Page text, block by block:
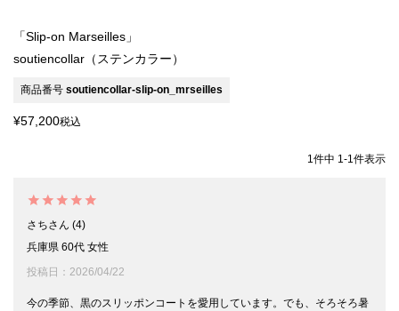
「Slip-on Marseilles」
soutiencollar（ステンカラー）
商品番号 soutiencollar-slip-on_mrseilles
¥57,200税込
1件中 1-1件表示
さち
4
兵庫県 60代 女性
投稿日
2026/04/22
今の季節、黒のスリッポンコートを愛用しています。でも、そろそろ暑